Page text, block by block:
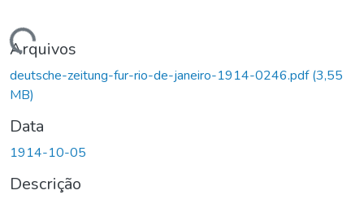
Carregando...
Arquivos
deutsche-zeitung-fur-rio-de-janeiro-1914-0246.pdf(3,55
MB)
Data
1914-10-05
Descrição